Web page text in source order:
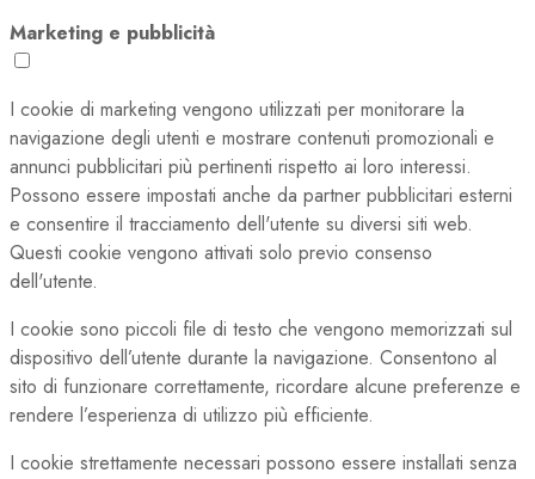
Marketing e pubblicità
I cookie di marketing vengono utilizzati per monitorare la
navigazione degli utenti e mostrare contenuti promozionali e
annunci pubblicitari più pertinenti rispetto ai loro interessi.
Possono essere impostati anche da partner pubblicitari esterni
e consentire il tracciamento dell'utente su diversi siti web.
Questi cookie vengono attivati solo previo consenso
dell'utente.
I cookie sono piccoli file di testo che vengono memorizzati sul
dispositivo dell’utente durante la navigazione. Consentono al
sito di funzionare correttamente, ricordare alcune preferenze e
rendere l’esperienza di utilizzo più efficiente.
I cookie strettamente necessari possono essere installati senza